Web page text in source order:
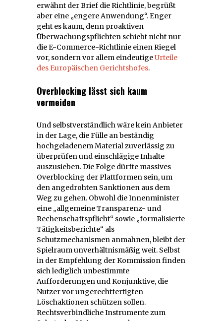
erwähnt der Brief die Richtlinie, begrüßt
aber eine „engere Anwendung“. Enger
geht es kaum, denn proaktiven
Überwachungspflichten schiebt nicht nur
die E-Commerce-Richtlinie einen Riegel
vor, sondern vor allem eindeutigeUrteile
des Europäischen Gerichtshofes.
Overblocking lässt sich kaum
vermeiden
Und selbstverständlich wäre kein Anbieter
in der Lage, die Fülle an beständig
hochgeladenem Material zuverlässig zu
überprüfen und einschlägige Inhalte
auszusieben. Die Folge dürfte massives
Overblocking der Plattformen sein, um
den angedrohten Sanktionen aus dem
Weg zu gehen. Obwohl die Innenminister
eine „allgemeine Transparenz- und
Rechenschaftspflicht“ sowie „formalisierte
Tätigkeitsberichte“ als
Schutzmechanismen anmahnen, bleibt der
Spielraum unverhältnismäßig weit. Selbst
in der Empfehlung der Kommission finden
sich lediglich unbestimmte
Aufforderungen und Konjunktive, die
Nutzer vor ungerechtfertigten
Löschaktionen schützen sollen.
Rechtsverbindliche Instrumente zum